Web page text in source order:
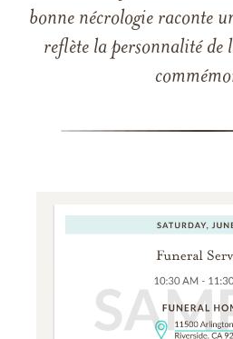
bonne nécrologie raconte
reflète la personnalité de